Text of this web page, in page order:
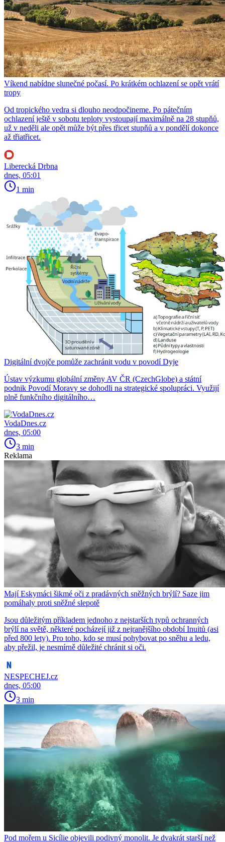
Víkend nabídne slunečné počasí. Po krátkém ochlazení se opět vrátí
tropy
Od tropického vedra si dlouho neodpočineme. Po pátečním
ochlazení ještě v sobotu teploty vystoupají maximálně na 28 stupňů,
už v neděli ale opět může být přes třicet stupňů a v pondělí dokonce
až třiatřicet.
Liberecká Drbna
dnes, 05:01
1 min
Digitální dvojče pomůže zachránit vodu v povodí Dyje
Ústav výzkumu globální změny AV ČR (CzechGlobe) a státní
podnik Povodí Moravy se dohodli na strategické spolupráci. Využijí
plně funkčního digitálního…
VodaDnes.cz
dnes, 05:00
3 min
Reklama
Mají Eskymáci šikmé oči z pradávných sněžných brýlí? Saze jim
pomáhaly proti sněžné slepotě
Jsou důležitým příkladem jednoho z nejstarších typů ochranných
brýlí na světě, některé pocházejí již z nejranějšího období Inuitů (asi
před 800 lety). Pro toho, kdo se musí pohybovat po sněhu a ledu,
aby přežil, je nesmírně důležité chránit si oči.
NESPECHEJ.cz
dnes, 05:00
3 min
Pod mořem u Sicílie objevili podivný monolit. Je dvakrát starší než